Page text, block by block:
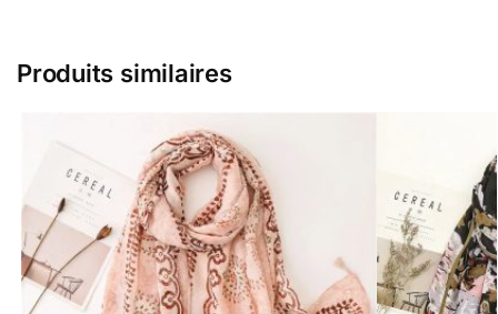
Produits similaires